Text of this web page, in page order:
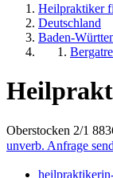
Heilpraktiker
Deutschland
Baden-
Oberstocken 2/1
unverb. Anfrage